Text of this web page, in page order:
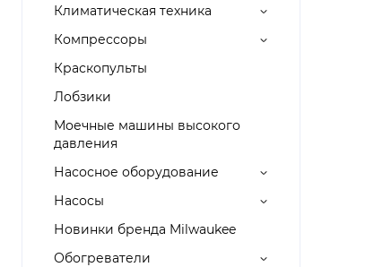
Климатическая техника
Компрессоры
Краскопульты
Лобзики
Моечные машины высокого
давления
Насосное оборудование
Насосы
Новинки бренда Milwaukee
Обогреватели